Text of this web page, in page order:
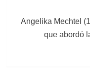
Angelika Mechtel
que abordó